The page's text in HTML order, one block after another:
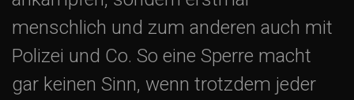
menschlich und zum anderen auch mit
Polizei und Co. So eine Sperre macht
gar keinen Sinn, wenn trotzdem jeder